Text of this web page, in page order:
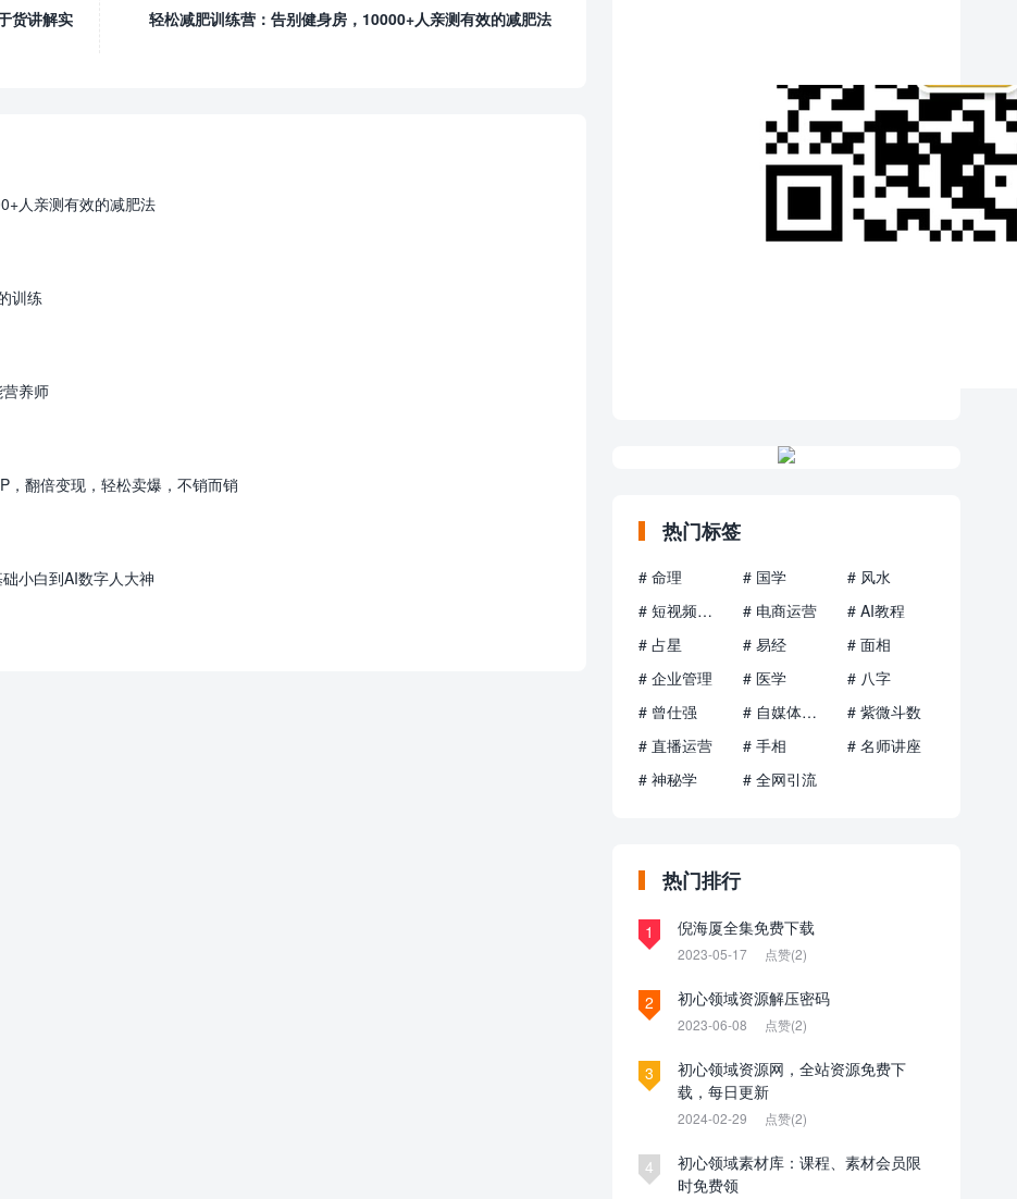
货讲解实
轻松减肥训练营：告别健身房，10000+人亲测有效的减肥法
人亲测有效的减肥法
训练
养师
，翻倍变现，轻松卖爆，不销而销
小白到AI数字人大神
热门标签
# 命理 # 国学
# 风水
# 短视频运营
# 电商运营
# AI教程
# 占星
# 易经
# 面相
# 企业管理
# 医学
# 八字
# 曾仕强
# 自媒体运营
# 紫微斗数
# 直播运营
# 手相
# 名师讲座
# 神秘学
# 全网引流
热门排行
1 倪海厦全集免费下载
2023-05-17 点赞(2)
2 初心领域资源解压密码
2023-06-08 点赞(2)
3
初心领域资源网，全站资源免费下
载，每日更新
2024-02-29 点赞(2)
4
初心领域素材库：课程、素材会员限
时免费领